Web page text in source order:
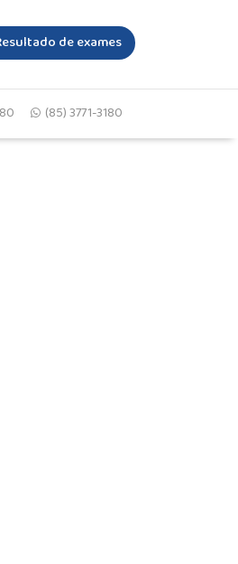
de exames
(85) 3771-3180